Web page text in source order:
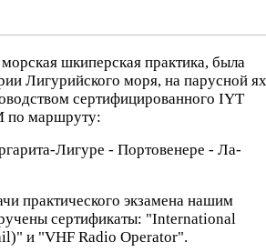
шкиперская практика, была
Лигурийского моря, на парусной
сертифицированного IYT
по маршруту:
Лигуре - Портовенере - Ла-
практического экзамена нашим
сертификаты: "International
и "VHF Radio Operator".